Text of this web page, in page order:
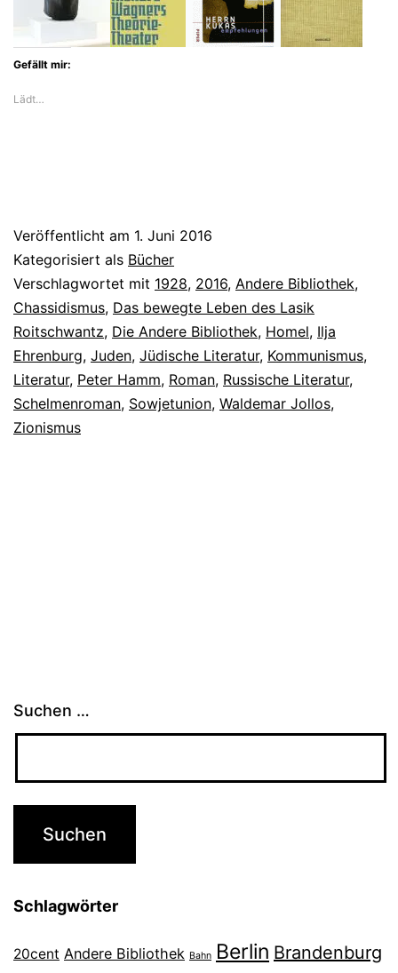
mit
dem
Lasik
Gefällt mir:
Lädt…
Veröffentlicht am 1. Juni 2016
Kategorisiert als Bücher
Verschlagwortet mit 1928, 2016, Andere Bibliothek,
Chassidismus, Das bewegte Leben des Lasik
Roitschwantz, Die Andere Bibliothek, Homel, Ilja
Ehrenburg, Juden, Jüdische Literatur, Kommunismus,
Literatur, Peter Hamm, Roman, Russische Literatur,
Schelmenroman, Sowjetunion, Waldemar Jollos,
Zionismus
Suchen …
Schlagwörter
20cent Andere Bibliothek Bahn Berlin Brandenburg